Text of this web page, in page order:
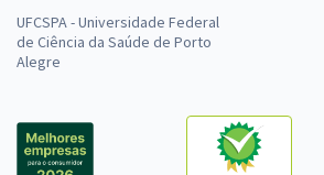
UFCSPA - Universidade Federal
de Ciência da Saúde de Porto
Alegre